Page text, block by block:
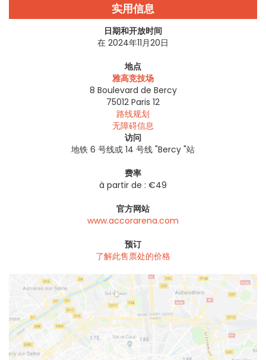
实用信息
日期和开放时间
在 2024年11月20日
地点
雅高竞技场
8 Boulevard de Bercy
75012 Paris 12
路线规划
无障碍信息
访问
地铁 6 号线或 14 号线 "Bercy "站
费率
à partir de : €49
官方网站
www.accorarena.com
预订
了解此售票处的价格